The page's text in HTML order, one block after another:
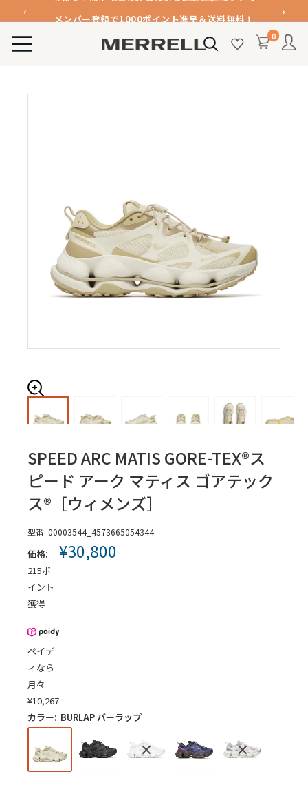
ン
‹
令和８年熊本地震の影響による配送遅延について
›
MERRELL
オ
ア
0
SPEED ARC MATIS GORE-TEX®ス
ピード アーク マティス ゴアテック
ス®［ウィメンズ］
型番: 00003544_4573665054344
価格: 販
¥30,800
215ポ
イント
獲得
ペイデ
ィなら
月々
¥10,267
カラー: BURLAP バーラップ